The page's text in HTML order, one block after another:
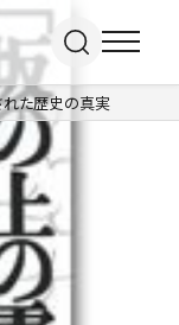
れた歴史の真実